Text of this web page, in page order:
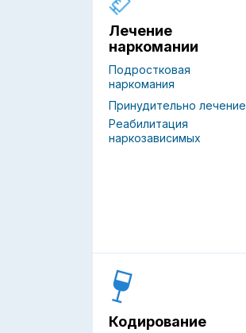
Лечение
наркомании
Подростковая
наркомания
Принудительно лечение
Реабилитация
наркозависимых
Кодирование